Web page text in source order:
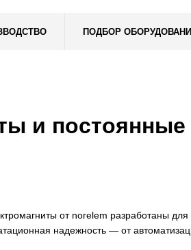
ПОДБОР
и постоянные
от norelem разработаны
надежность — от